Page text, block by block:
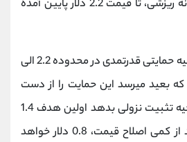
الگوی کلاسیک سر و شانه ریزشی، تا قیمت 2.2 دلار پایین آمده
در حال حاضر قیمت با ناحیه حمایتی قدرتمدی در محدوده 2.2 الی
که بعید میرسد این حمایت را از دست
بدهد، اما اگر زیر این ناحیه تثبیت نزولی بدهد اولین هدف 1.4
دلار و دومین هدف بعد از کمی اصلاح قیمت، 0.8 دلار خواهد